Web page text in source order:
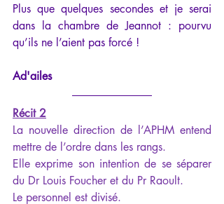
Plus que quelques secondes et je serai
dans la chambre de Jeannot : pourvu
qu’ils ne l’aient pas forcé !
Ad'ailes
Récit 2
La nouvelle direction de l’APHM entend
mettre de l’ordre dans les rangs.
Elle exprime son intention de se séparer
du Dr Louis Foucher et du Pr Raoult.
Le personnel est divisé.